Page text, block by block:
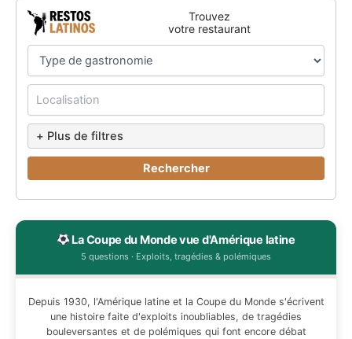
Trouvez
votre restaurant
+ Plus de filtres
Rechercher
La Coupe du Monde vue d'Amérique latine
5 questions · Exploits, tragédies & polémiques
Depuis 1930, l'Amérique latine et la Coupe du Monde s'écrivent
une histoire faite d'exploits inoubliables, de tragédies
bouleversantes et de polémiques qui font encore débat